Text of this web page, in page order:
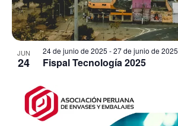
JUN
24 Fispal Tecnología 2025
24 de junio de 2025 -27 de junio de 2025